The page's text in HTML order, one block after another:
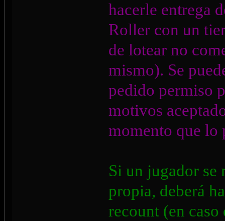
hacerle entrega
Roller con un
de lotear no
mismo). Se
pedido permiso
motivos
momento que lo
Si un jugador se
propia, deberá
recount (en